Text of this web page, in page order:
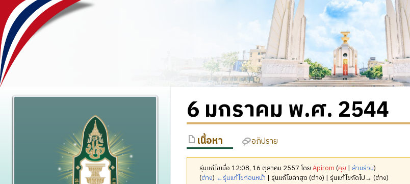
6 มกราคม พ.ศ. 2544
เนื้อหา อภิปราย
รุ่นแก้ไขเมื่อ 12:08, 16 ตุลาคม 2557 โดยApirom (คุย | ส่วนร่วม)
(ต่าง) ←รุ่นแก้ไขก่อนหน้า | รุ่นแก้ไขล่าสุด (ต่าง) | รุ่นแก้ไขถัดไป→ (ต่าง)